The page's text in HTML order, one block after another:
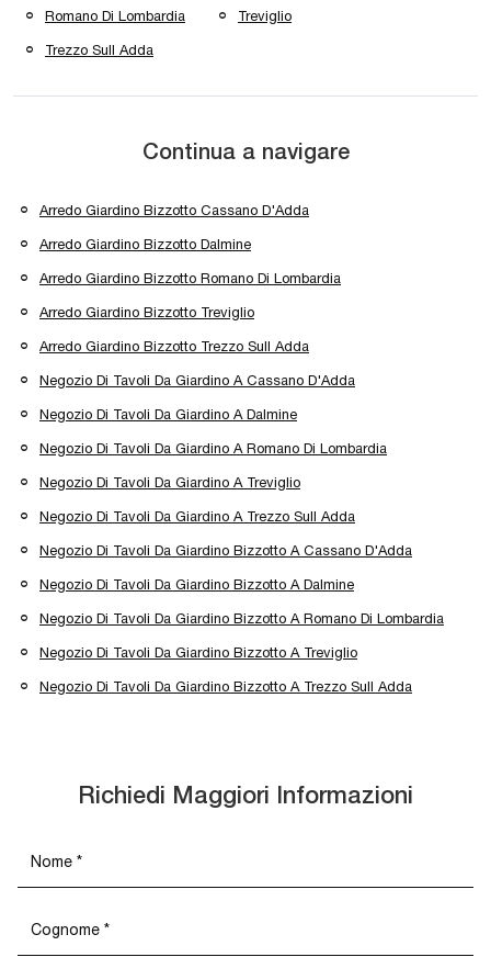
Romano Di Lombardia Treviglio
Trezzo Sull Adda
Continua a navigare
Arredo Giardino Bizzotto Cassano D'Adda
Arredo Giardino Bizzotto Dalmine
Arredo Giardino Bizzotto Romano Di Lombardia
Arredo Giardino Bizzotto Treviglio
Arredo Giardino Bizzotto Trezzo Sull Adda
Negozio Di Tavoli Da Giardino A Cassano D'Adda
Negozio Di Tavoli Da Giardino A Dalmine
Negozio Di Tavoli Da Giardino A Romano Di Lombardia
Negozio Di Tavoli Da Giardino A Treviglio
Negozio Di Tavoli Da Giardino A Trezzo Sull Adda
Negozio Di Tavoli Da Giardino Bizzotto A Cassano D'Adda
Negozio Di Tavoli Da Giardino Bizzotto A Dalmine
Negozio Di Tavoli Da Giardino Bizzotto A Romano Di Lombardia
Negozio Di Tavoli Da Giardino Bizzotto A Treviglio
Negozio Di Tavoli Da Giardino Bizzotto A Trezzo Sull Adda
Richiedi Maggiori Informazioni